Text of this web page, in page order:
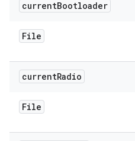
currentBootloader
File
currentRadio
File